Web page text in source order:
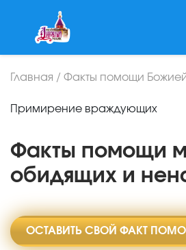
Главная / Факты помощи
Примирение враждующих
Факты помощи
обидящих и
ОСТАВИТЬ СВОЙ ФАКТ